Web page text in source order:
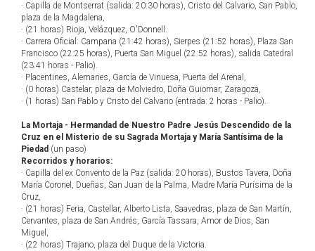
· Capilla de Montserrat (salida: 20:30 horas), Cristo del Calvario, San Pablo,
plaza de la Magdalena,
· (21 horas) Rioja, Velázquez, O'Donnell.
· Carrera Oficial: Campana (21:42 horas), Sierpes (21:52 horas), Plaza San
Francisco (22:25 horas), Puerta San Miguel (22:52 horas), salida Catedral
(23:41 horas - Palio).
· Placentines, Alemanes, García de Vinuesa, Puerta del Arenal,
· (0 horas) Castelar, plaza de Molviedro, Doña Guiomar, Zaragoza,
· (1 horas) San Pablo y Cristo del Calvario (entrada: 2 horas - Palio).
La Mortaja - Hermandad de Nuestro Padre Jesús Descendido de la
Cruz en el Misterio de su Sagrada Mortaja y María Santísima de la
Piedad (un paso)
Recorridos y horarios:
· Capilla del ex Convento de la Paz (salida: 20 horas), Bustos Tavera, Doña
María Coronel, Dueñas, San Juan de la Palma, Madre María Purísima de la
Cruz,
· (21 horas) Feria, Castellar, Alberto Lista, Saavedras, plaza de San Martín,
Cervantes, plaza de San Andrés, García Tassara, Amor de Dios, San
Miguel,
· (22 horas) Trajano, plaza del Duque de la Victoria.